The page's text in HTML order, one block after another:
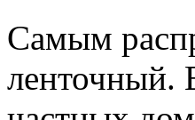
Самым
ленточный.